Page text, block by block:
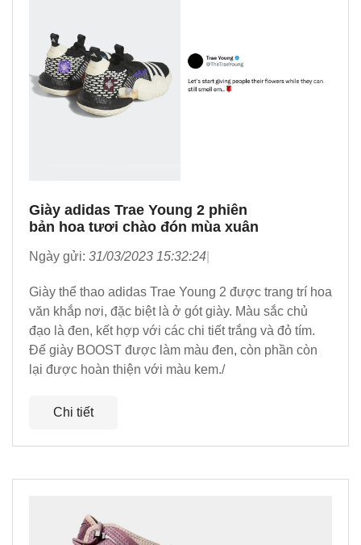
Giày adidas Trae Young 2 phiên
bản hoa tươi chào đón mùa xuân
Ngày gửi: 31/03/2023 15:32:24
Giày thể thao adidas Trae Young 2 được trang trí hoa
văn khắp nơi, đặc biệt là ở gót giày. Màu sắc chủ
đạo là đen, kết hợp với các chi tiết trắng và đỏ tím.
Đế giày BOOST được làm màu đen, còn phần còn
lại được hoàn thiện với màu kem./
Chi tiết